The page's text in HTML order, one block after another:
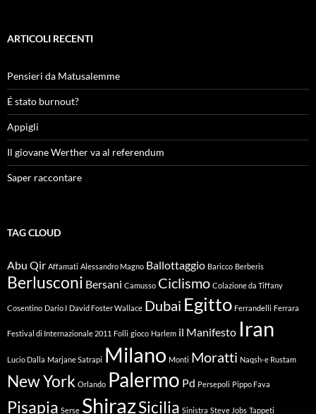
ARTICOLI RECENTI
Pensieri da Matusalemme
É stato burnout?
Appigli
Il giovane Werther va al referendum
Saper raccontare
TAG CLOUD
Abu Qir Affamati Alessandro Magno Ballottaggio Baricco Berberis
Berlusconi Bersani Camusso Ciclismo Colazione da Tiffany
Cosentino Dario I David Foster Wallace Dubai Egitto Ferrandelli Ferrara
Festival di Internazionale 2011 Folli gioco Harlem il Manifesto Iran
Lucio Dalla Marjane Satrapi Milano Monti Moratti Naqsh-e Rustam
New York Orlando Palermo Pd Persepoli Pippo Fava
Pisapia Serse ShirazSicilia Sinistra Steve Jobs Tappeti